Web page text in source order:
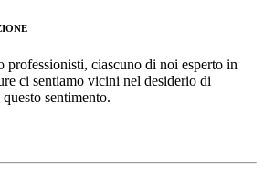
professionisti, ciascuno di noi esperto in
ci sentiamo vicini nel desiderio di
sentimento.